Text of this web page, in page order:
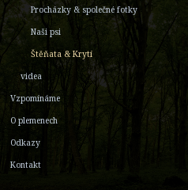
Procházky & společné fotky
Naši psi
Štěňata & Krytí
videa
Vzpomínáme
O plemenech
Odkazy
Kontakt